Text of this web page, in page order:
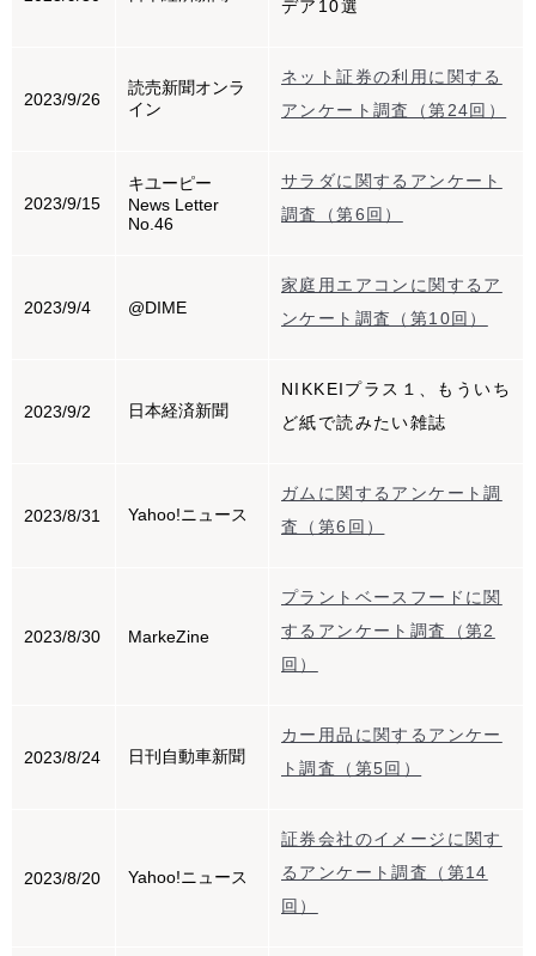
デア10選
2023/9/26
読売新聞オンラ
イン
ネット証券の利用に関する
アンケート調査（第24回）
2023/9/15
キユーピー
News Letter
No.46
サラダに関するアンケート
調査（第6回）
2023/9/4 @DIME
家庭用エアコンに関するア
ンケート調査（第10回）
2023/9/2 日本経済新聞
NIKKEIプラス１、もういち
ど紙で読みたい雑誌
2023/8/31 Yahoo!ニュース
ガムに関するアンケート調
査（第6回）
2023/8/30 MarkeZine
プラントベースフードに関
するアンケート調査（第2
回）
2023/8/24 日刊自動車新聞
カー用品に関するアンケー
ト調査（第5回）
2023/8/20 Yahoo!ニュース
証券会社のイメージに関す
るアンケート調査（第14
回）